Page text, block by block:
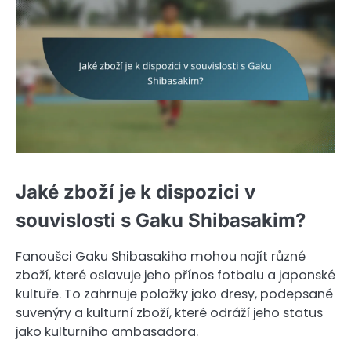
Jaké zboží je k dispozici v
souvislosti s Gaku Shibasakim?
Fanoušci Gaku Shibasakiho mohou najít různé
zboží, které oslavuje jeho přínos fotbalu a japonské
kultuře. To zahrnuje položky jako dresy, podepsané
suvenýry a kulturní zboží, které odráží jeho status
jako kulturního ambasadora.